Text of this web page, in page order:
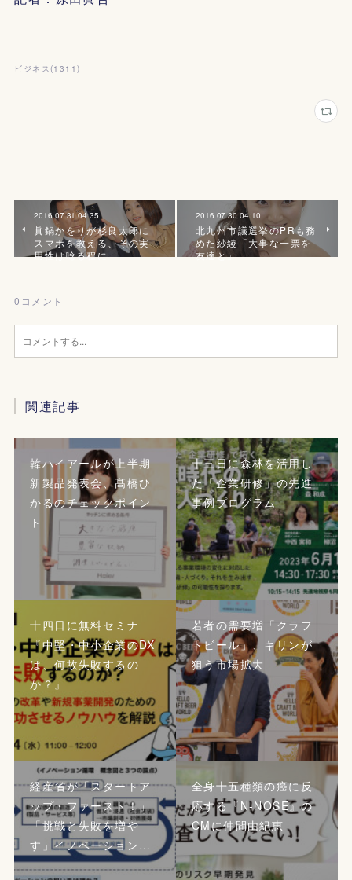
ビジネス (1311 )
2016.07.31 04:35
眞鍋かをりが杉良太郎に
スマホを教える、その実
用性は唸る程に
2016.07.30 04:10
北九州市議選挙のPRも務
めた紗綾「大事な一票を
友達と」
0 コメント
関連記事
韓ハイアールが上半期
新製品発表会、髙橋ひ
かるのチェックポイン
ト
十三日に森林を活用し
た「企業研修」の先進
事例プログラム
十四日に無料セミナ
『中堅・中小企業のDX
は、何故失敗するの
か？』
若者の需要増「クラフ
トビール」、キリンが
狙う市場拡大
経産省が「スタートア
ップ・ファースト！」
「挑戦と失敗を増や
す」イノベーション…
全身十五種類の癌に反
応する『N-NOSE』の
CMに仲間由紀恵